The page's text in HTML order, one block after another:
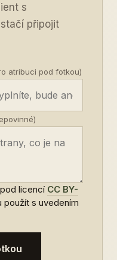
s
připojit
atribuci pod fotkou)
licencí CC BY-
s uvedením